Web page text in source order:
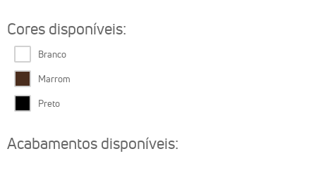
Cores disponíveis:
Branco
Marrom
Preto
Acabamentos disponíveis: